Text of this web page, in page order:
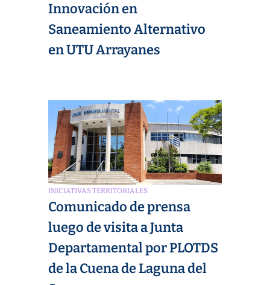
Innovación en
Saneamiento Alternativo
en UTU Arrayanes
INICIATIVAS TERRITORIALES
Comunicado de prensa
luego de visita a Junta
Departamental por PLOTDS
de la Cuena de Laguna del